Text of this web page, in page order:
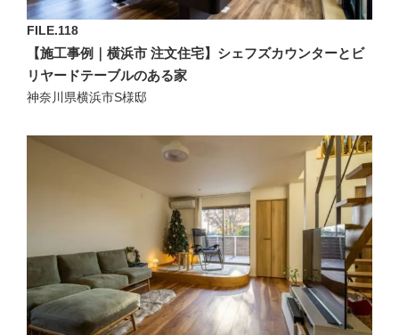
FILE.118
【施工事例｜横浜市 注文住宅】シェフズカウンターとビ
リヤードテーブルのある家
神奈川県横浜市S様邸